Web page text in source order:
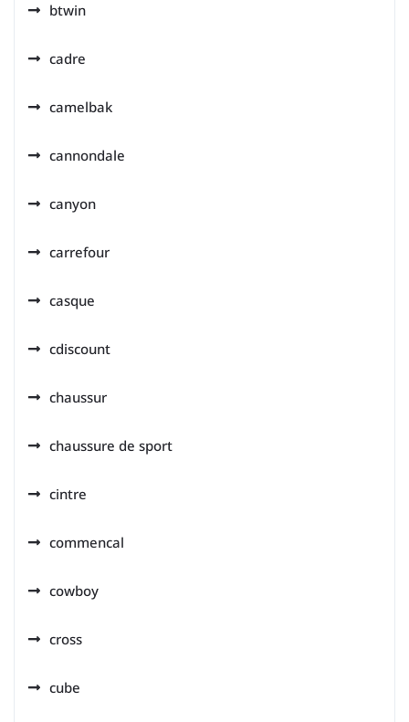
btwin
cadre
camelbak
cannondale
canyon
carrefour
casque
cdiscount
chaussur
chaussure de sport
cintre
commencal
cowboy
cross
cube